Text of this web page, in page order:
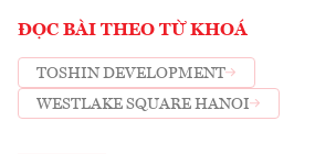
ĐỌC BÀI THEO TỪ KHOÁ
TOSHIN DEVELOPMENT
WESTLAKE SQUARE HANOI